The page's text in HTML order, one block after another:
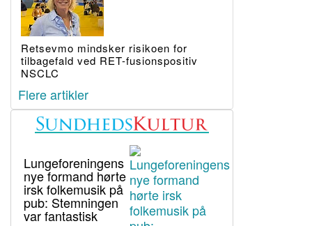
Retsevmo mindsker risikoen for
tilbagefald ved RET-fusionspositiv
NSCLC
Flere artikler
Lungeforeningens
nye formand hørte
irsk folkemusik på
pub: Stemningen
var fantastisk